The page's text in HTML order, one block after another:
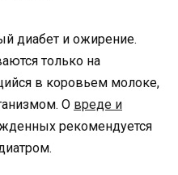
диабет и ожирение.
только на
в коровьем молоке,
О вреде и
рекомендуется